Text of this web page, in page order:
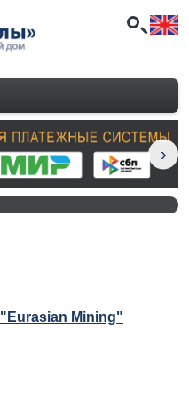
"Eurasian Mining"